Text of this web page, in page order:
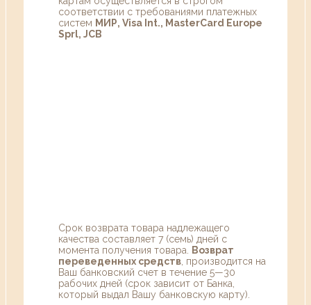
соответствии с требованиями платежных
систем МИР, Visa Int., MasterCard Europe
Sprl, JCB
Срок возврата товара надлежащего
качества составляет 7 (семь) дней с
момента получения товара.
Возврат
переведенных средств , производится на
Ваш банковский счет в течение 5—30
рабочих дней (срок зависит от Банка,
который выдал Вашу банковскую карту).